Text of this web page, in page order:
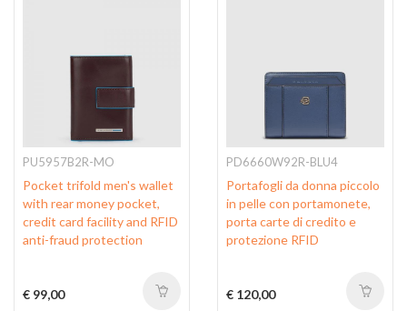
PU5957B2R-MO
Pocket trifold men's wallet
with rear money pocket,
credit card facility and RFID
anti-fraud protection
€ 99,00
PD6660W92R-BLU4
Portafogli da donna piccolo
in pelle con portamonete,
porta carte di credito e
protezione RFID
€ 120,00